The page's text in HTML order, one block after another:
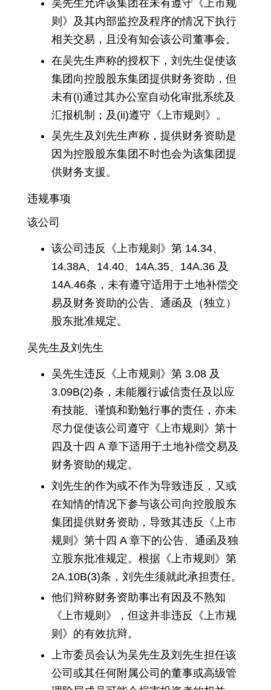
吴先生允许该集团在未有遵守《上市规
则》及其内部监控及程序的情况下执行
相关交易，且没有知会该公司董事会。
在吴先生声称的授权下，刘先生促使该
集团向控股股东集团提供财务资助，但
未有(i)通过其办公室自动化审批系统及
汇报机制；及(ii)遵守《上市规则》。
吴先生及刘先生声称，提供财务资助是
因为控股股东集团不时也会为该集团提
供财务支援。
违规事项
该公司
该公司违反《上市规则》第 14.34、
14.38A、14.40、14A.35、14A.36 及
14A.46条，未有遵守适用于土地补偿交
易及财务资助的公告、通函及（独立）
股东批准规定。
吴先生及刘先生
吴先生违反《上市规则》第 3.08 及
3.09B(2)条，未能履行诚信责任及以应
有技能、谨慎和勤勉行事的责任，亦未
尽力促使该公司遵守《上市规则》第十
四及十四 A 章下适用于土地补偿交易及
财务资助的规定。
刘先生的作为或不作为导致违反，又或
在知情的情况下参与该公司向控股股东
集团提供财务资助，导致其违反《上市
规则》第十四 A 章下的公告、通函及独
立股东批准规定。根据《上市规则》第
2A.10B(3)条，刘先生须就此承担责任。
他们辩称财务资助事出有因及不熟知
《上市规则》，但这并非违反《上市规
则》的有效抗辩。
上市委员会认为吴先生及刘先生担任该
公司或其任何附属公司的董事或高级管